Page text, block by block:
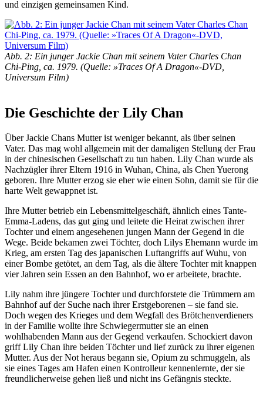
und einzigen gemeinsamen Kind.
Abb. 2: Ein junger Jackie Chan mit seinem Vater Charles Chan
Chi-Ping, ca. 1979. (Quelle: »Traces Of A Dragon«-DVD,
Universum Film)
Die Geschichte der Lily Chan
Über Jackie Chans Mutter ist weniger bekannt, als über seinen
Vater. Das mag wohl allgemein mit der damaligen Stellung der Frau
in der chinesischen Gesellschaft zu tun haben. Lily Chan wurde als
Nachzügler ihrer Eltern 1916 in Wuhan, China, als Chen Yuerong
geboren. Ihre Mutter erzog sie eher wie einen Sohn, damit sie für die
harte Welt gewappnet ist.
Ihre Mutter betrieb ein Lebensmittelgeschäft, ähnlich eines Tante-
Emma-Ladens, das gut ging und leitete die Heirat zwischen ihrer
Tochter und einem angesehenen jungen Mann der Gegend in die
Wege. Beide bekamen zwei Töchter, doch Lilys Ehemann wurde im
Krieg, am ersten Tag des japanischen Luftangriffs auf Wuhu, von
einer Bombe getötet, an dem Tag, als die ältere Tochter mit knappen
vier Jahren sein Essen an den Bahnhof, wo er arbeitete, brachte.
Lily nahm ihre jüngere Tochter und durchforstete die Trümmern am
Bahnhof auf der Suche nach ihrer Erstgeborenen – sie fand sie.
Doch wegen des Krieges und dem Wegfall des Brötchenverdieners
in der Familie wollte ihre Schwiegermutter sie an einen
wohlhabenden Mann aus der Gegend verkaufen. Schockiert davon
griff Lily Chan ihre beiden Töchter und lief zurück zu ihrer eigenen
Mutter. Aus der Not heraus begann sie, Opium zu schmuggeln, als
sie eines Tages am Hafen einen Kontrolleur kennenlernte, der sie
freundlicherweise gehen ließ und nicht ins Gefängnis steckte.